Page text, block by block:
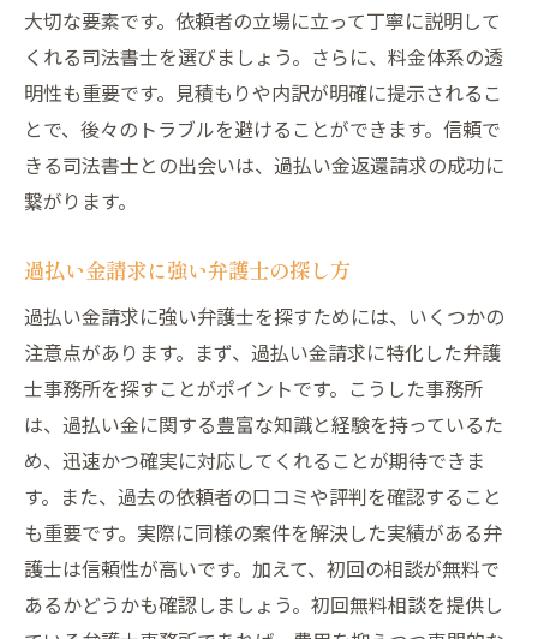
大切な要素です。依頼者の立場に立って丁寧に説明して
くれる司法書士を選びましょう。さらに、料金体系の透
明性も重要です。見積もりや内訳が明確に提示されるこ
とで、後々のトラブルを避けることができます。信頼で
きる司法書士との出会いは、過払い金返還請求の成功に
繋がります。
過払い金請求に強い弁護士の探し方
過払い金請求に強い弁護士を探すためには、いくつかの
注意点があります。まず、過払い金請求に特化した弁護
士事務所を探すことがポイントです。こうした事務所
は、過払い金に関する豊富な知識と経験を持っているた
め、迅速かつ確実に対応してくれることが期待できま
す。また、過去の依頼者の口コミや評判を確認すること
も重要です。実際に同様の案件を解決した実績がある弁
護士は信頼性が高いです。加えて、初回の相談が無料で
あるかどうかも確認しましょう。初回無料相談を提供し